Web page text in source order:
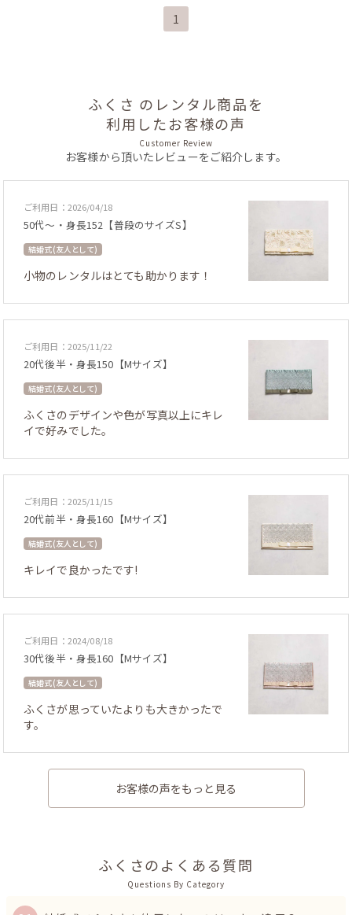
1
ふくさ のレンタル商品を
利用したお客様の声
Customer Review
お客様から頂いたレビューをご紹介します。
ご利用日：2026/04/18
50代～・身長152【普段のサイズS】
結婚式 (友人として)
小物のレンタルはとても助かります！
ご利用日：2025/11/22
20代後半・身長150【Mサイズ】
結婚式 (友人として)
ふくさのデザインや色が写真以上にキレ
イで好みでした。
ご利用日：2025/11/15
20代前半・身長160【Mサイズ】
結婚式 (友人として)
キレイで良かったです!
ご利用日：2024/08/18
30代後半・身長160【Mサイズ】
結婚式 (友人として)
ふくさが思っていたよりも大きかったで
す。
お客様の声をもっと見る
ふくさのよくある質問
Questions By Category